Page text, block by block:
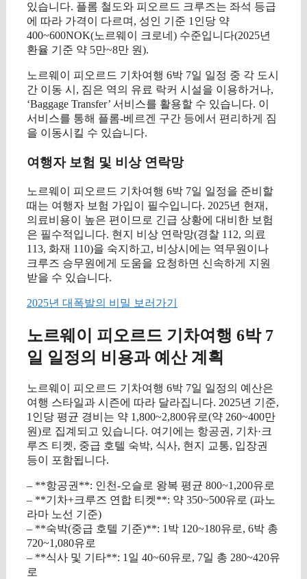
있습니다. 플롬 철도와 피오르드 크루즈는 좌석 등급
에 따라 가격이 다르며, 성인 기준 1인당 약
400~600NOK(노르웨이 크로네) 수준입니다(2025년
환율 기준 약 5만~8만 원).
노르웨이 피오르드 기차여행 6박 7일 일정 중 각 도시
간 이동 시, 짐은 역의 유료 락커 시설을 이용하거나,
‘Baggage Transfer’ 서비스를 활용할 수 있습니다. 이
서비스를 통해 플롬-베르겐 구간 등에서 편리하게 짐
을 이동시킬 수 있습니다.
여행자 보험 및 비상 연락망
노르웨이 피오르드 기차여행 6박 7일 일정을 준비할
때는 여행자 보험 가입이 필수입니다. 2025년 현재,
의료비용이 높은 편이므로 긴급 상황에 대비한 보험
은 필수적입니다. 현지 비상 연락망(경찰 112, 의료
113, 화재 110)을 숙지하고, 비상시에는 역무원이나
크루즈 승무원에게 도움을 요청하면 신속하게 지원
받을 수 있습니다.
2025년 대폭발의 비밀 보러가기
노르웨이 피오르드 기차여행 6박 7
일 일정의 비용과 예산 계획
노르웨이 피오르드 기차여행 6박 7일 일정의 예산은
여행 스타일과 시즌에 따라 달라집니다. 2025년 기준,
1인당 평균 경비는 약 1,800~2,800유로(약 260~400만
원)로 집계되고 있습니다. 여기에는 항공권, 기차·크
루즈 티켓, 중급 호텔 숙박, 식사, 현지 교통, 입장권
등이 포함됩니다.
– **항공권**: 인천-오슬로 왕복 평균 800~1,200유로
– **기차+크루즈 연합 티켓**: 약 350~500유로 (파노
라마 노선 기준)
– **숙박(중급 호텔 기준)**: 1박 120~180유로, 6박 총
720~1,080유로
– **식사 및 기타**: 1일 40~60유로, 7일 총 280~420유
로